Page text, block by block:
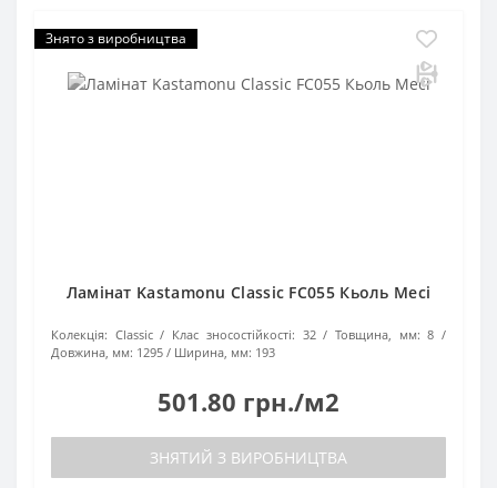
Знято з виробництва
Ламінат Kastamonu Classic FC055 Кьоль Месі
Колекція: Classic Клас зносостійкості: 32 Товщина, мм: 8
Довжина, мм: 1295 Ширина, мм: 193
501.80 грн./м2
ЗНЯТИЙ З ВИРОБНИЦТВА